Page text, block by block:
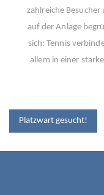
zahlreiche
auf der Anlage
sich: Tennis
allem in einer
Platzwart gesucht!